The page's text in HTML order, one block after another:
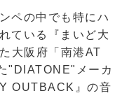
ペの中でも特にハ
ている『まいど大
大阪府「南港AT
"DIATONE"メーカ
OUTBACK』の音